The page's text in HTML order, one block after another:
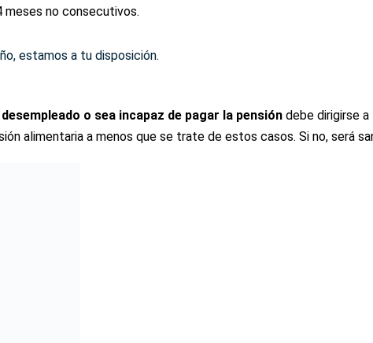
no consecutivos.
estamos a tu disposición.
o sea incapaz de pagar la pensióndebe dirigirse a
alimentaria a menos que se trate de estos casos. Si no, será